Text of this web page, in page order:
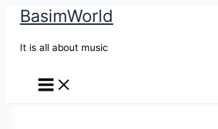
BasimWorld
It is all about music